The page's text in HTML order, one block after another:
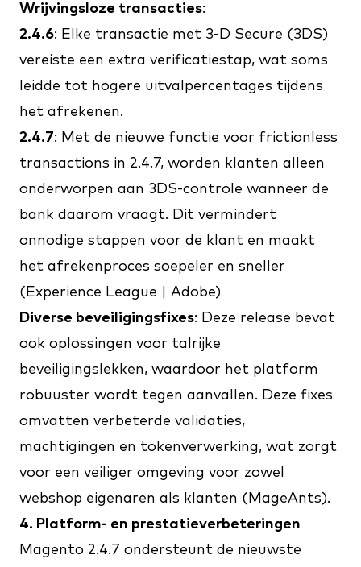
Wrijvingsloze transacties:
2.4.6: Elke transactie met 3-D Secure (3DS)
vereiste een extra verificatiestap, wat soms
leidde tot hogere uitvalpercentages tijdens
het afrekenen.
2.4.7: Met de nieuwe functie voor frictionless
transactions in 2.4.7, worden klanten alleen
onderworpen aan 3DS-controle wanneer de
bank daarom vraagt. Dit vermindert
onnodige stappen voor de klant en maakt
het afrekenproces soepeler en sneller
( Experience League | Adobe)​​
Diverse beveiligingsfixes: Deze release bevat
ook oplossingen voor talrijke
beveiligingslekken, waardoor het platform
robuuster wordt tegen aanvallen. Deze fixes
omvatten verbeterde validaties,
machtigingen en tokenverwerking, wat zorgt
voor een veiliger omgeving voor zowel
webshop eigenaren als klanten​ ( MageAnts)​.
4. Platform- en prestatieverbeteringen
Magento 2.4.7 ondersteunt de nieuwste